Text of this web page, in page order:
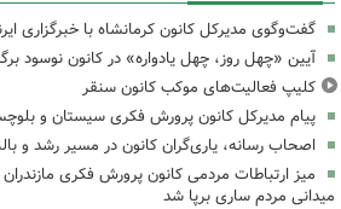
گفت‌وگوی مدیرکل کانون کرمانشاه با خبرگزاری
آیین «چهل روز، چهل یادواره» در کانون نوسود
کلیپ فعالیت‌های موکب کانون سنقر
پیام مدیرکل کانون پرورش فکری سیستان و
اصحاب رسانه، یاری‌گران کانون در مسیر رشد و
میز ارتباطات مردمی کانون پرورش فکری
میدانی مردم ساری برپا شد